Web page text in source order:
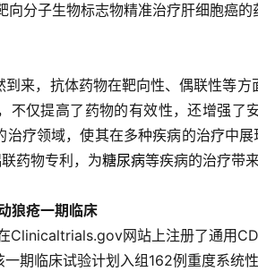
向分子生物标志物精准治疗肝细胞癌的
来，抗体药物在靶向性、偶联性等
不仅提高了药物的有效性，还增强了
疗领域，使其在多种疾病的治疗中
药物专利，为糖尿病等疾病的治疗带
狼疮一期临床
Clinicaltrials.gov网站上注册了通用
期临床试验计划入组162例重度系统